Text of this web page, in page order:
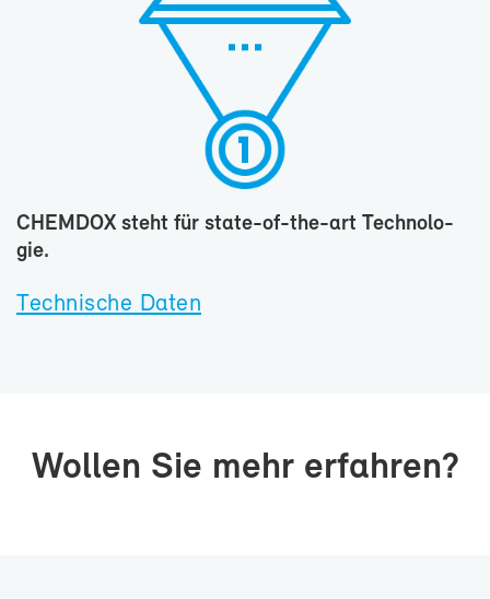
CHEM­DOX steht für state-​of-the-art Tech­no­lo­
gie.
Tech­ni­sche Da­ten
Wol­len Sie mehr er­fah­ren?